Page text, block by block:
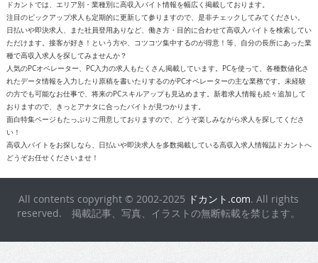
ドカントでは、エリア別・業種別に高収入バイト情報を幅広く掲載しております。
注目のピックアップ求人も定期的に更新して参りますので、是非チェックしてみてください。
日払いや即決求人、また社員登用ありなど、働き方・目的に合わせて高収入バイトを検索してい
ただけます。接客が好き！という方や、コツコツ集中するのが得意！等、自分の長所にあった業
種で高収入求人を探してみませんか？
人気のPCオペレーター、PC入力の求人もたくさん掲載しています。PCを使って、各種数値化さ
れたデータ情報を入力したり原稿を書いたりするのがPCオペレーターの主な業務です。未経験
の方でも可能なお仕事で、将来のPCスキルアップも見込めます。新着求人情報も続々追加して
おりますので、きっとアナタに合ったバイトが見つかります。
面白特集ページもたっぷりご用意しておりますので、どうぞ楽しみながら求人を探してくださ
い！
高収入バイトをお探しなら、日払いや即決求人を多数掲載している高収入求人情報誌ドカントへ
どうぞお任せくださいませ！
All contents copyright © 2002-2025 ドカント.com. All rights
reserved. 掲載記事、写真、イラストの無断転載を禁じます。